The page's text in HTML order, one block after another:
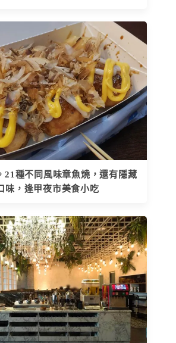
21種不同風味章魚燒，還有隱藏
味，逢甲夜市美食小吃